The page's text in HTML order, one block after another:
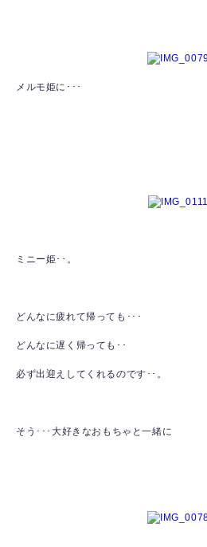
メルモ姫に･･･
ミニー姫･･。
どんなに疲れて帰っても･･･
どんなに遅く帰っても･･
必ず出迎えしてくれるのです･･。
そう･･･大好きなおもちゃと一緒に